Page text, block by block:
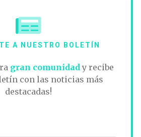
A NUESTRO BOLETÍN
gran comunidady recibe
con las noticias más
destacadas!